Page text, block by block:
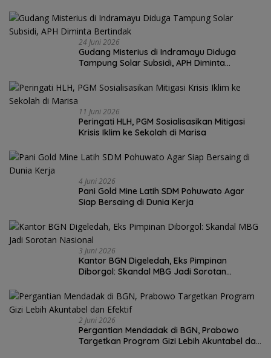
24 Juni 2026
Gudang Misterius di Indramayu Diduga
Tampung Solar Subsidi, APH Diminta
11 Juni 2026
Peringati HLH, PGM Sosialisasikan Mitigasi
Krisis Iklim ke Sekolah di Marisa
4 Juni 2026
Pani Gold Mine Latih SDM Pohuwato Agar
Siap Bersaing di Dunia Kerja
3 Juni 2026
Kantor BGN Digeledah, Eks Pimpinan
Diborgol: Skandal MBG Jadi Sorotan
2 Juni 2026
Pergantian Mendadak di BGN, Prabowo
Targetkan Program Gizi Lebih Akuntabel dan